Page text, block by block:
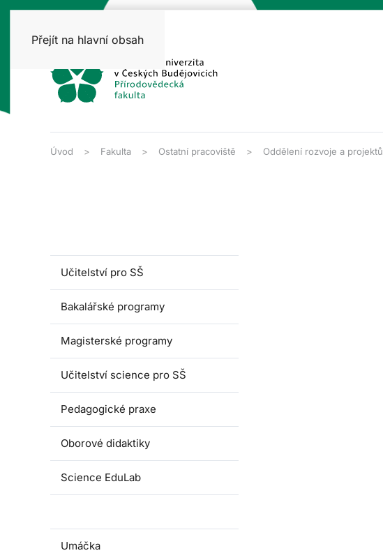
Přejít na hlavní obsah
Úvod Fakulta Ostatní pracoviště Oddělení rozvoje a projektů
Učitelství pro SŠ
Bakalářské programy
Magisterské programy
Učitelství science pro SŠ
Pedagogické praxe
Oborové didaktiky
Science EduLab
Umáčka